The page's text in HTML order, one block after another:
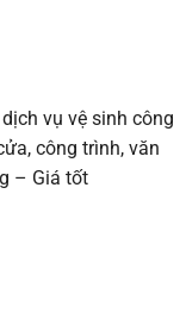
vụ vệ sinh công
công trình, văn
– Giá tốt